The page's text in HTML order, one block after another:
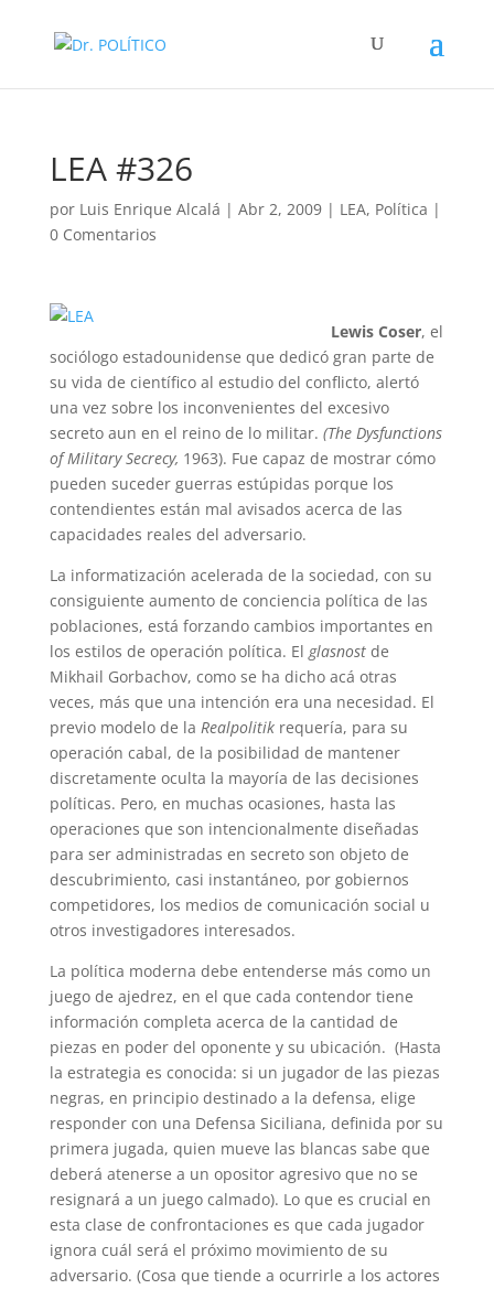
LEA #326
por Luis Enrique Alcalá | Abr 2, 2009| LEA, Política |
0 Comentarios
Lewis Coser, el
sociólogo estadounidense que dedicó gran parte de
su vida de científico al estudio del conflicto, alertó
una vez sobre los inconvenientes del excesivo
secreto aun en el reino de lo militar. (The Dysfunctions
of Military Secrecy, 1963). Fue capaz de mostrar cómo
pueden suceder guerras estúpidas porque los
contendientes están mal avisados acerca de las
capacidades reales del adversario.
La informatización acelerada de la sociedad, con su
consiguiente aumento de conciencia política de las
poblaciones, está forzando cambios importantes en
los estilos de operación política. El glasnostde
Mikhail Gorbachov, como se ha dicho acá otras
veces, más que una intención era una necesidad. El
previo modelo de la Realpolitikrequería, para su
operación cabal, de la posibilidad de mantener
discretamente oculta la mayoría de las decisiones
políticas. Pero, en muchas ocasiones, hasta las
operaciones que son intencionalmente diseñadas
para ser administradas en secreto son objeto de
descubrimiento, casi instantáneo, por gobiernos
competidores, los medios de comunicación social u
otros investigadores interesados.
La política moderna debe entenderse más como un
juego de ajedrez, en el que cada contendor tiene
información completa acerca de la cantidad de
piezas en poder del oponente y su ubicación. (Hasta
la estrategia es conocida: si un jugador de las piezas
negras, en principio destinado a la defensa, elige
responder con una Defensa Siciliana, definida por su
primera jugada, quien mueve las blancas sabe que
deberá atenerse a un opositor agresivo que no se
resignará a un juego calmado). Lo que es crucial en
esta clase de confrontaciones es que cada jugador
ignora cuál será el próximo movimiento de su
adversario. (Cosa que tiende a ocurrirle a los actores